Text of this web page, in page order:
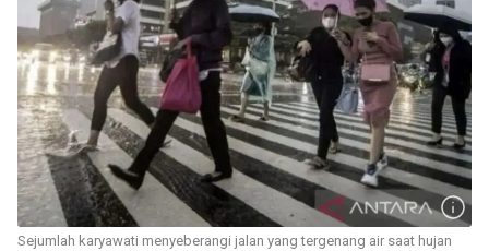
Sejumlah karyawati menyeberangi jalan yang tergenang air saat hujan